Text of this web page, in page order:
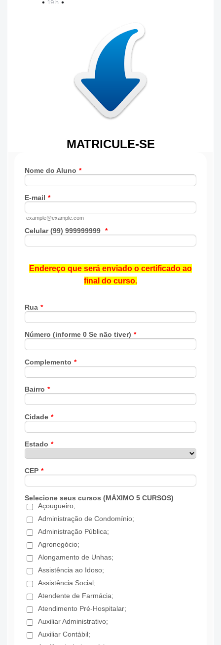
MATRICULE-SE